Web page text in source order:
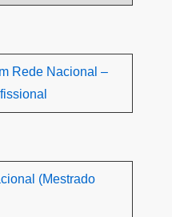
Rede Nacional –
(Mestrado